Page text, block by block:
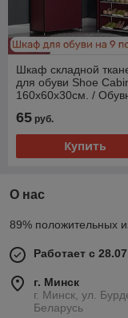
Шкаф складной
для обуви Shoe
160х60х30см. /
обуви
65 руб.
Купить
О нас
89% положительных
Работает с
г. Минск
г. Минск, ул.
Беларусь